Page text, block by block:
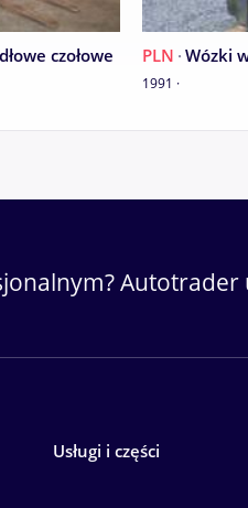
czołowe PLN ·Wózki
1991 ·
Usługi i części